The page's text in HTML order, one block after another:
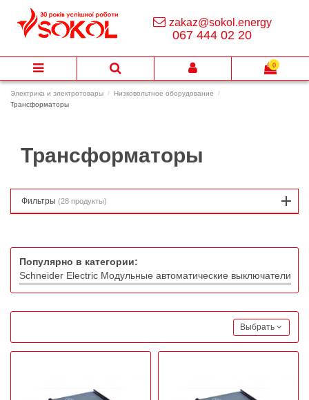
Электрика и электротовары
Низковольтное оборудование
Трансформаторы
Трансформаторы
Популярно в категории:
Schneider Electric Модульные автоматические выключатели
Выбрать
Фильтры (28 продукты)
zakaz@sokol.energy
067 444 02 20
0